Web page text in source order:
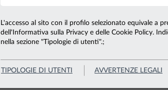
L'accesso al sito con il profilo selezionato equivale a
dell'Informativa sulla Privacy e delle Cookie Policy.
nella sezione "Tipologie di utenti".;
TIPOLOGIE DI UTENTI AVVERTENZE LEGALI